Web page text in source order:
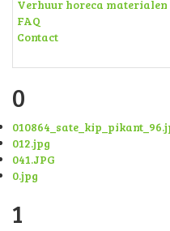
Verhuur horeca materialen
FAQ
Contact
0
012.jpg
041.JPG
0.jpg
1